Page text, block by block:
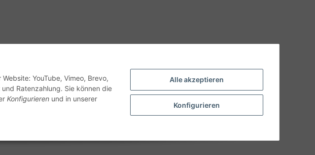
Alle akzeptieren
Konfigurieren
YouTube, Vimeo, Brevo,
Ratenzahlung. Sie können die
Konfigurieren und in unserer
sein und vom Produkt abweichen.